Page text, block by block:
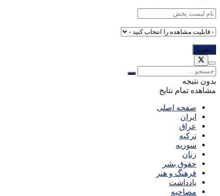
بدون نتیجه
مشاهده تمام نتایج
صفحه اصلی
ایران
عراق
ترکیه
سوریه
زنان
حقوق بشر
فرهنگ و هنر
یادداشت
مصاحبه